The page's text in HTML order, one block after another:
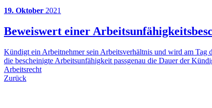
19. Oktober 2021
Beweiswert einer
Kündigt ein Arbeitnehmer sein Arbeitsverhältnis und wird am Tag
die bescheinigte Arbeitsunfähigkeit passgenau die Dauer der
Arbeitsrecht
Zurück